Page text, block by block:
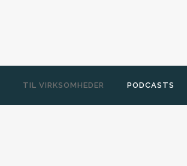
TIL VIRKSOMHEDER PODCASTS